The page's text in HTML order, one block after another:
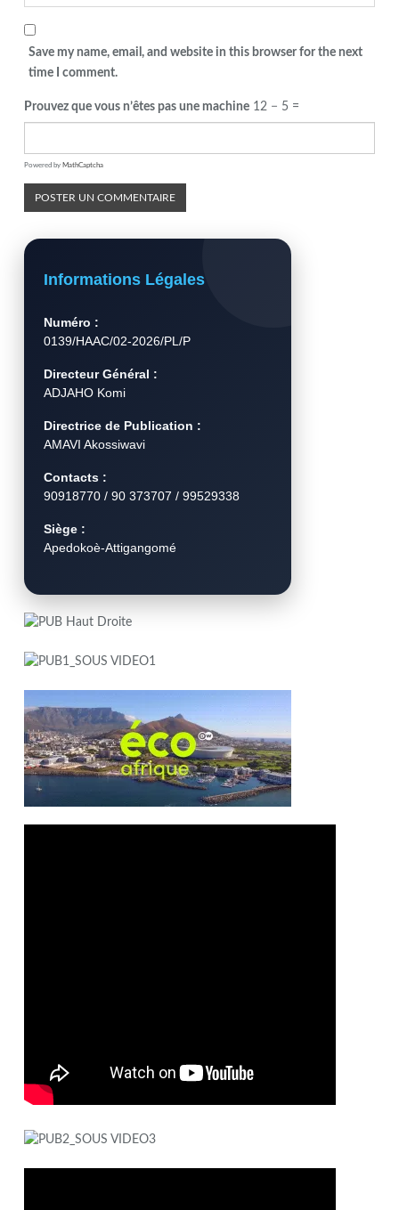
Save my name, email, and website in this browser for the next
time I comment.
Prouvez que vous n’êtes pas une machine 12 − 5 =
Powered by MathCaptcha
Informations Légales
Numéro :
0139/HAAC/02-2026/PL/P
Directeur Général :
ADJAHO Komi
Directrice de Publication :
AMAVI Akossiwavi
Contacts :
90918770 / 90 373707 / 99529338
Siège :
Apedokoè-Attigangomé